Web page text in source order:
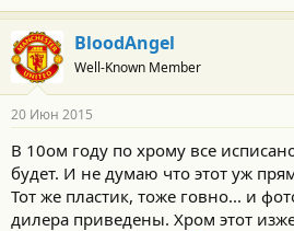
BloodAngel
Well-Known Member
20 Июн 2015
В 10ом году по хрому все
будет. И не думаю что этот уж
Тот же пластик, тоже говно... и
дилера приведены. Хром этот